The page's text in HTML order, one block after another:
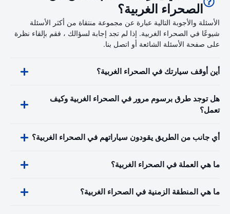
الصحراء الغربية؟
الأسئلة والأجوبة التالية عبارة عن مجموعة منتقاة من أكثر الأسئلة
شيوعًا في الصحراء الغربية. إذا لم تجد إجابة لسؤالك ، فقم بإلقاء نظرة
على صفحة الأسئلة الشائعة أو اتصل بنا.
أين أوقف سيارتك في الصحراء الغربية؟
هل توجد طرق برسوم مرور في الصحراء الغربية وكيف
تعمل؟
أي جانب من الطريق يقودون سياراتهم في الصحراء الغربية؟
ما هي العملة في الصحراء الغربية؟
ما هي المنطقة الزمنية في الصحراء الغربية؟